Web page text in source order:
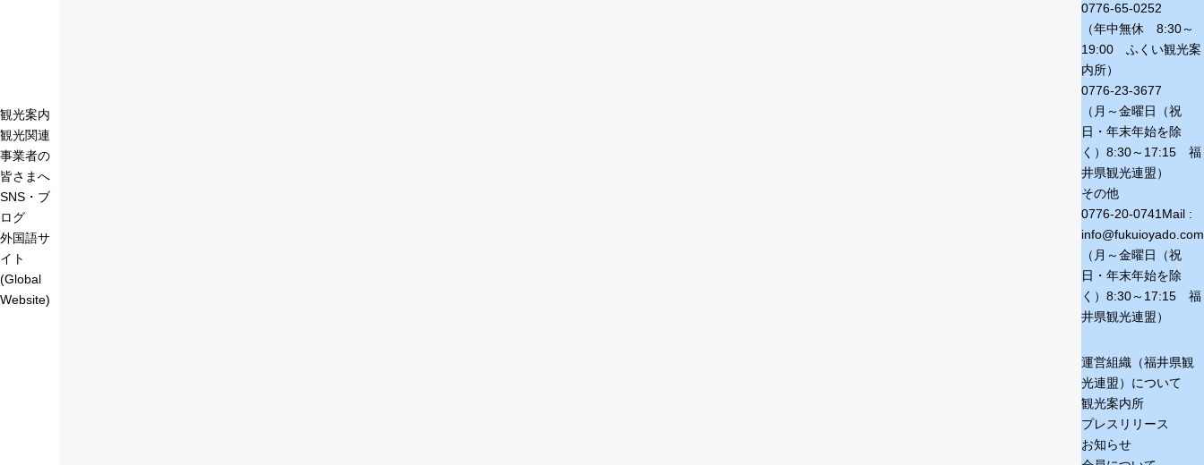
観光案内
観光関連
事業者の
皆さまへ
SNS・ブ
ログ
外国語サ
イト
(Global
Website)
0776-65-0252
（年中無休 8:30～
19:00 ふくい観光案
内所）
0776-23-3677
（月～金曜日（祝
日・年末年始を除
く） 8:30～17:15 福
井県観光連盟）
その他
0776-20-0741 Mail :
info@fukuioyado.com
（月～金曜日（祝
日・年末年始を除
く） 8:30～17:15 福
井県観光連盟）
運営組織（福井県観
光連盟）について
観光案内所
プレスリリース
お知らせ